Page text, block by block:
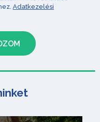
Adatkezelési